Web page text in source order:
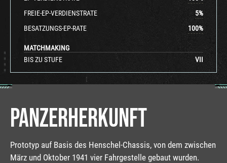
FREIE-EP-VERDIENSTRATE
5%
BESATZUNGS-EP-RATE
100%
MATCHMAKING
BIS ZU STUFE
VII
PANZERHERKUNFT
Prototyp auf Basis des Henschel-Chassis, von dem zwischen
März und Oktober 1941 vier Fahrgestelle gebaut wurden.